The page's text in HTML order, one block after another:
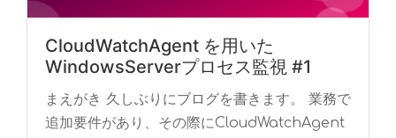
CloudWatchAgent を用いた
WindowsServerプロセス監視 #1
まえがき 久しぶりにブログを書きます。 業務で
追加要件があり、その際にCloudWatchAgent